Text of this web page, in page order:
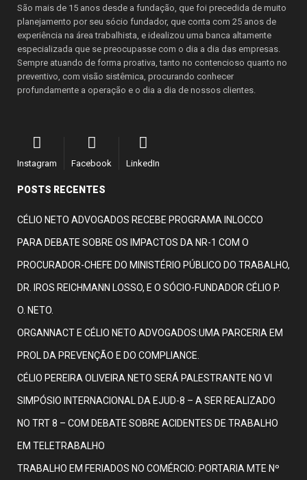
São mais de 15 anos desde a fundação, que foi precedida de muito
planejamento por seu sócio fundador, que conta com 25 anos de
experiência na área trabalhista, e idealizou uma banca altamente
especializada que se preocupasse com o dia a dia das empresas.
Sempre atuando de forma proativa, tanto no contencioso quanto no
preventivo, com visão sistêmica, procurando conhecer
profundamente a operação e o dia a dia de nossos clientes.
Instagram Facebook LinkedIn
POSTS RECENTES
CÉLIO NETO ADVOGADOS RECEBE PROGRAMA INLOCCO
PARA DEBATE SOBRE OS IMPACTOS DA NR-1 COM O
PROCURADOR-CHEFE DO MINISTÉRIO PÚBLICO DO TRABALHO,
DR. IROS REICHMANN LOSSO, E O SÓCIO-FUNDADOR CÉLIO P.
O. NETO.
ORGANNACT E CÉLIO NETO ADVOGADOS:UMA PARCERIA EM
PROL DA PREVENÇÃO E DO COMPLIANCE.
CÉLIO PEREIRA OLIVEIRA NETO SERÁ PALESTRANTE NO VI
SIMPÓSIO INTERNACIONAL DA EJUD-8 – A SER REALIZADO
NO TRT 8 – COM DEBATE SOBRE ACIDENTES DE TRABALHO
EM TELETRABALHO
TRABALHO EM FERIADOS NO COMÉRCIO: PORTARIA MTE Nº